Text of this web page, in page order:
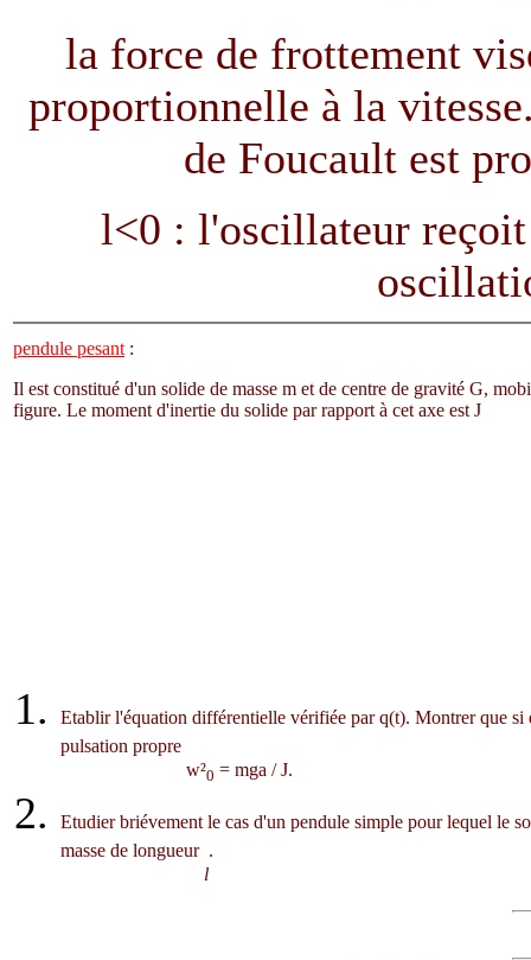
la force de frottement
proportionnelle à la
de Foucault est
l<0 : l'oscillateur
pendule pesant :
Il est constitué d'un solide de masse m et de centre de gravité G,
figure. Le moment d'inertie du solide par rapport à cet axe est J
Etablir l'équation différentielle vérifiée parq(t). Montrer que si
pulsation propre w²0 = mga / J.
Etudier briévement le cas d'un pendule simple pour lequel le
masse de longueur l.